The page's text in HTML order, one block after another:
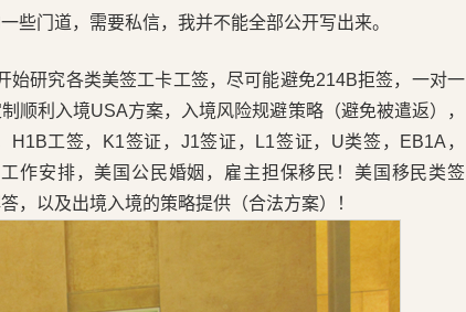
些门道，需要私信，我并不能全部公开写出来。
始研究各类美签工卡工签，尽可能避免214B拒签，一对一
顺利入境USA方案，入境风险规避策略（避免被遣返），
工签，K1签证，J1签证，L1签证，U类签，EB1A，
作安排，美国公民婚姻，雇主担保移民！美国移民类签
，以及出境入境的策略提供（合法方案）！